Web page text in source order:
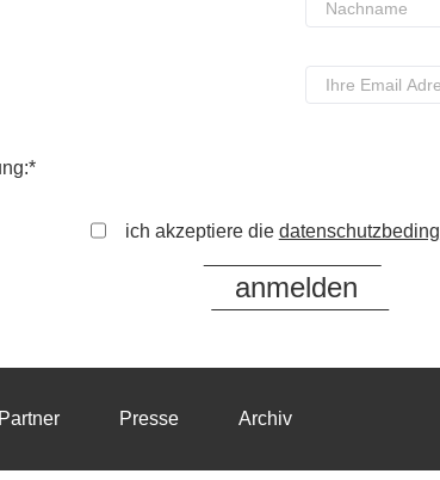
ich akzeptiere die
Partner Presse Archiv